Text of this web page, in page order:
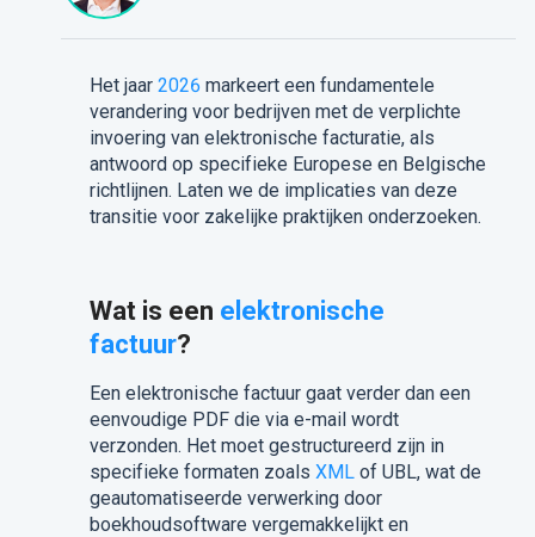
Het jaar 2026markeert een fundamentele
verandering voor bedrijven met de verplichte
invoering van elektronische facturatie, als
antwoord op specifieke Europese en Belgische
richtlijnen. Laten we de implicaties van deze
transitie voor zakelijke praktijken onderzoeken.
Wat is een elektronische
factuur?
Een elektronische factuur gaat verder dan een
eenvoudige PDF die via e-mail wordt
verzonden. Het moet gestructureerd zijn in
specifieke formaten zoals XMLof UBL, wat de
geautomatiseerde verwerking door
boekhoudsoftware vergemakkelijkt en